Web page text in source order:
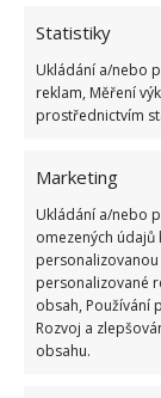
Statistiky
Ukládání a/nebo
reklam, Měření
prostřednictvím
Marketing
Ukládání a/nebo
omezených
personalizované
obsah, Používání
Rozvoj a
obsahu.
ŽHAVÉ